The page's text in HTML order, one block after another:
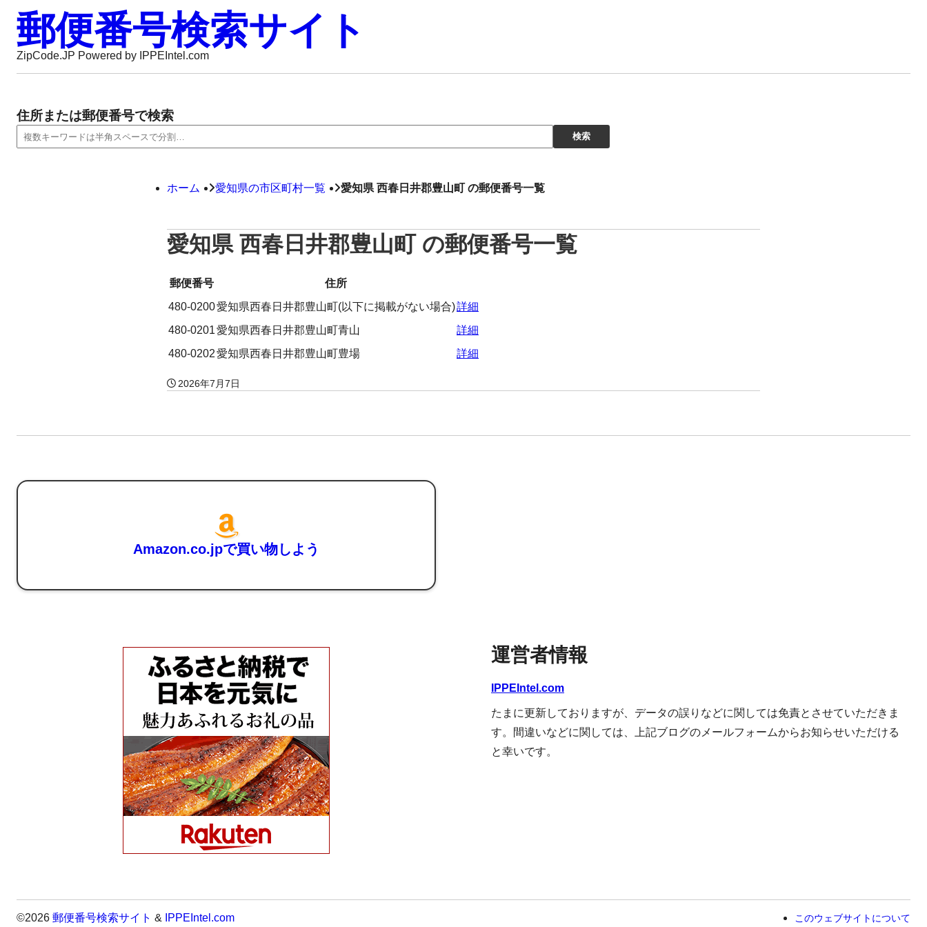
郵便番号検索サイト
ZipCode.JP Powered by IPPEIntel.com
住所または郵便番号で検索
ホーム 愛知県の市区町村一覧 愛知県 西春日井郡豊山町 の郵便番号一覧
愛知県 西春日井郡豊山町 の郵便番号一覧
郵便番号
住所
480-0200愛知県西春日井郡豊山町(以下に掲載がない場合)詳細
480-0201愛知県西春日井郡豊山町青山
詳細
480-0202愛知県西春日井郡豊山町豊場 詳細
2026年7月7日
Amazon.co.jpで買い物しよう
運営者情報
IPPEIntel.com
たまに更新しておりますが、データの誤りなどに関しては免責とさせていただきま
す。間違いなどに関しては、上記ブログのメールフォームからお知らせいただける
と幸いです。
©2026郵便番号検索サイト & IPPEIntel.com このウェブサイトについて